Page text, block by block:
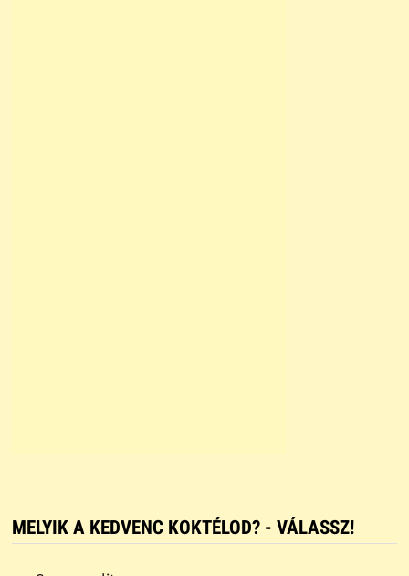
MELYIK A KEDVENC KOKTÉLOD? - VÁLASSZ!